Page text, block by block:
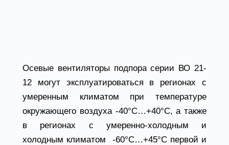
Осевые вентиляторы подпора серии ВО 21-
12 могут эксплуатироваться в регионах с
умеренным климатом при температуре
окружающего воздуха -40°С…+40°С, а также
в регионах с умеренно-холодным и
холодным климатом -60°С…+45°С первой и